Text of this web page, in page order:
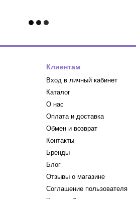
Клиентам
Вход в личный кабинет
Каталог
О нас
Оплата и доставка
Обмен и возврат
Контакты
Бренды
Блог
Отзывы о магазине
Соглашение пользователя